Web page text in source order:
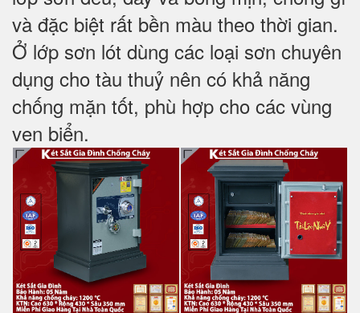
và đặc biệt rất bền màu theo thời gian.
Ở lớp sơn lót dùng các loại sơn chuyên
dụng cho tàu thuỷ nên có khả năng
chống mặn tốt, phù hợp cho các vùng
ven biển.